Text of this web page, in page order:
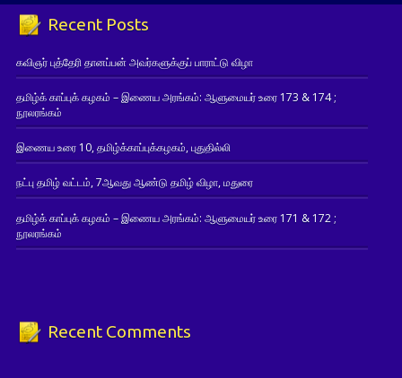
Recent Posts
கவிஞர் புத்தேரி தானப்பன் அவர்களுக்குப் பாராட்டு விழா
தமிழ்க் காப்புக் கழகம் – இணைய அரங்கம்: ஆளுமையர் உரை 173 & 174 ;
நூலரங்கம்
இணைய உரை 10, தமிழ்க்காப்புக்கழகம், புதுதில்லி
நட்பு தமிழ் வட்டம், 7ஆவது ஆண்டு தமிழ் விழா, மதுரை
தமிழ்க் காப்புக் கழகம் – இணைய அரங்கம்: ஆளுமையர் உரை 171 & 172 ;
நூலரங்கம்
Recent Comments